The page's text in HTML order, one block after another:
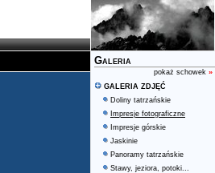
Galeria
pokaż schowek »
GALERIA ZDJĘĆ
Doliny tatrzańskie
Impresje fotograficzne
Impresje górskie
Jaskinie
Panoramy tatrzańskie
Stawy, jeziora, potoki...